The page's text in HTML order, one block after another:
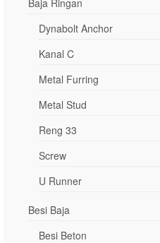
Dynabolt Anchor
Kanal C
Metal Furring
Metal Stud
Reng 33
Screw
U Runner
Besi Baja
Besi Beton